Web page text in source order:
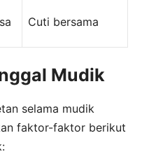
Cuti bersama
Mudik
selama mudik
faktor-faktor berikut